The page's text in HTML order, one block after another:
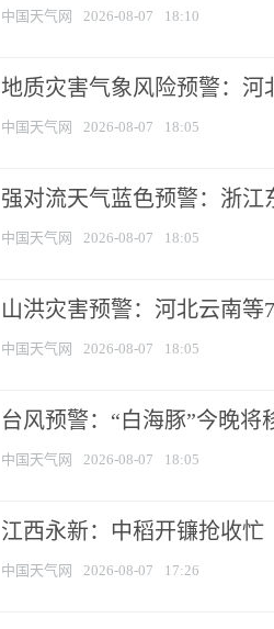
中国天气网 2026-08-07 18:10
地质灾害气象风险预警：河
中国天气网 2026-08-07 18:05
强对流天气蓝色预警：浙江
中国天气网 2026-08-07 18:05
山洪灾害预警：河北云南
中国天气网 2026-08-07 18:05
台风预警：“白海豚”今晚将
中国天气网 2026-08-07 18:05
江西永新：中稻开镰抢收忙
中国天气网 2026-08-07 17:26